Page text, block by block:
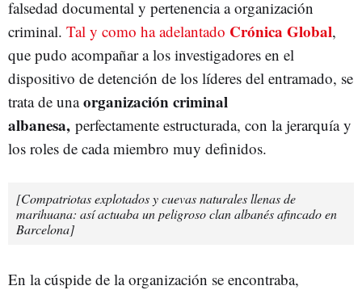
falsedad documental y pertenencia a organización
criminal. Tal y como ha adelantado Crónica Global,
que pudo acompañar a los investigadores en el
dispositivo de detención de los líderes del entramado, se
trata de unaorganización criminal
albanesa, perfectamente estructurada, con la jerarquía y
los roles de cada miembro muy definidos.
[Compatriotas explotados y cuevas naturales llenas de
marihuana: así actuaba un peligroso clan albanés afincado en
Barcelona]
En la cúspide de la organización se encontraba,